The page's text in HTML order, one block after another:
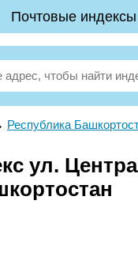
Почтовые индексы
Республика
ул.